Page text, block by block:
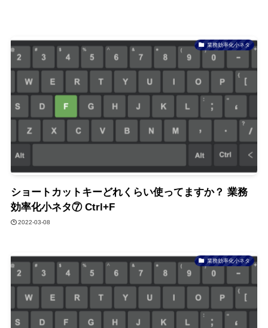
業務効率化小ネタ
ショートカットキーどれくらい使ってますか？ 業務
効率化小ネタ⑦ Ctrl+F
2022-03-08
業務効率化小ネタ